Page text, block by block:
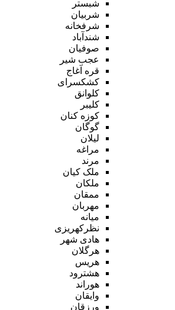
شبستر
شربیان
شرفخانه
شندآباد
صوفیان
عجب شیر
قره آغاج
کشکسرای
کلوانق
کلیبر
کوزه کنان
گوگان
لیلان
مراغه
مرند
ملک کیان
ملکان
ممقان
مهربان
میانه
نظرکهریزی
هادی شهر
هرگلان
هریس
هشترود
هوراند
وایقان
ورزقان